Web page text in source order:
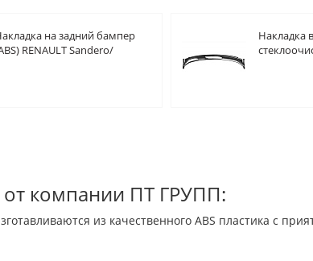
на задний бампер
RENAULT Sandero/
Накладка
компании ПТ ГРУПП:
из качественного ABS пластика с